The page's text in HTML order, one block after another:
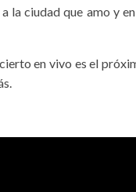
la ciudad que amo y
en vivo es el